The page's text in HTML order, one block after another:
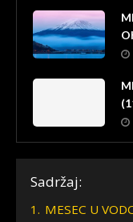
Sadržaj:
1. MESEC U